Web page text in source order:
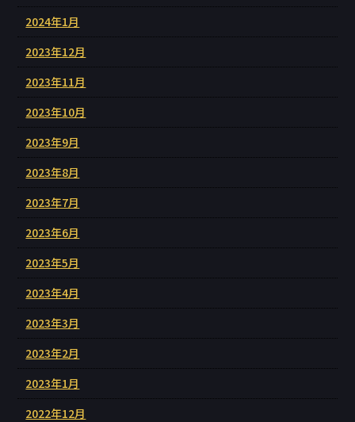
2024年1月
2023年12月
2023年11月
2023年10月
2023年9月
2023年8月
2023年7月
2023年6月
2023年5月
2023年4月
2023年3月
2023年2月
2023年1月
2022年12月